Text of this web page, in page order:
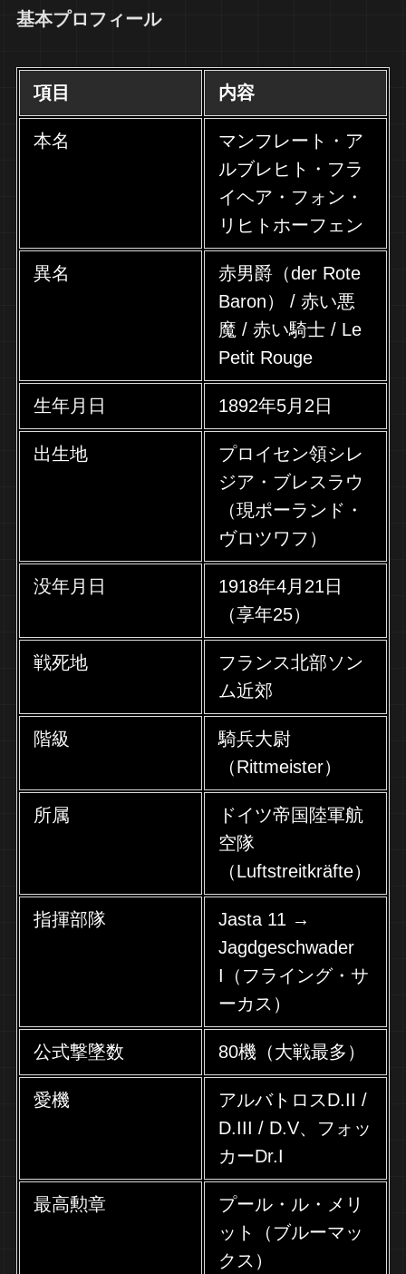
基本プロフィール
項目 内容
本名
マンフレート・ア
ルブレヒト・フラ
イヘア・フォン・
リヒトホーフェン
異名
赤男爵（der Rote
Baron） / 赤い悪
魔 / 赤い騎士 / Le
Petit Rouge
生年月日 1892年5月2日
出生地
プロイセン領シレ
ジア・ブレスラウ
（現ポーランド・
ヴロツワフ）
没年月日
1918年4月21日
（享年25）
戦死地
フランス北部ソン
ム近郊
階級
騎兵大尉
（Rittmeister）
所属
ドイツ帝国陸軍航
空隊
（Luftstreitkräfte）
指揮部隊
Jasta 11 →
Jagdgeschwader
I（フライング・サ
ーカス）
公式撃墜数 80機（大戦最多）
愛機
アルバトロスD.II /
D.III / D.V、フォッ
カーDr.I
最高勲章
プール・ル・メリ
ット（ブルーマッ
クス）